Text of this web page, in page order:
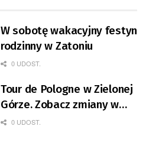
W sobotę wakacyjny festyn
rodzinny w Zatoniu
0 UDOST.
Tour de Pologne w Zielonej
Górze. Zobacz zmiany w
organizacji ruchu
0 UDOST.